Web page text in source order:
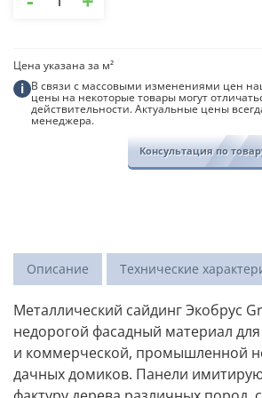
товара
Grandline
Цена указана за м²
i В связи с массовыми изменениями цен
цены на некоторые товары могут
действительности. Актуальные цены
менеджера.
Консультация по
Описание Технические
Металлический сайдинг Экобрус
недорогой фасадный материал
и коммерческой, промышленной
дачных домиков. Панели